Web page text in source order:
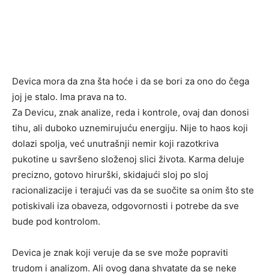
Devica mora da zna šta hoće i da se bori za ono do čega
joj je stalo. Ima prava na to.
Za Devicu, znak analize, reda i kontrole, ovaj dan donosi
tihu, ali duboko uznemirujuću energiju. Nije to haos koji
dolazi spolja, već unutrašnji nemir koji razotkriva
pukotine u savršeno složenoj slici života. Karma deluje
precizno, gotovo hirurški, skidajući sloj po sloj
racionalizacije i terajući vas da se suočite sa onim što ste
potiskivali iza obaveza, odgovornosti i potrebe da sve
bude pod kontrolom.
Devica je znak koji veruje da se sve može popraviti
trudom i analizom. Ali ovog dana shvatate da se neke